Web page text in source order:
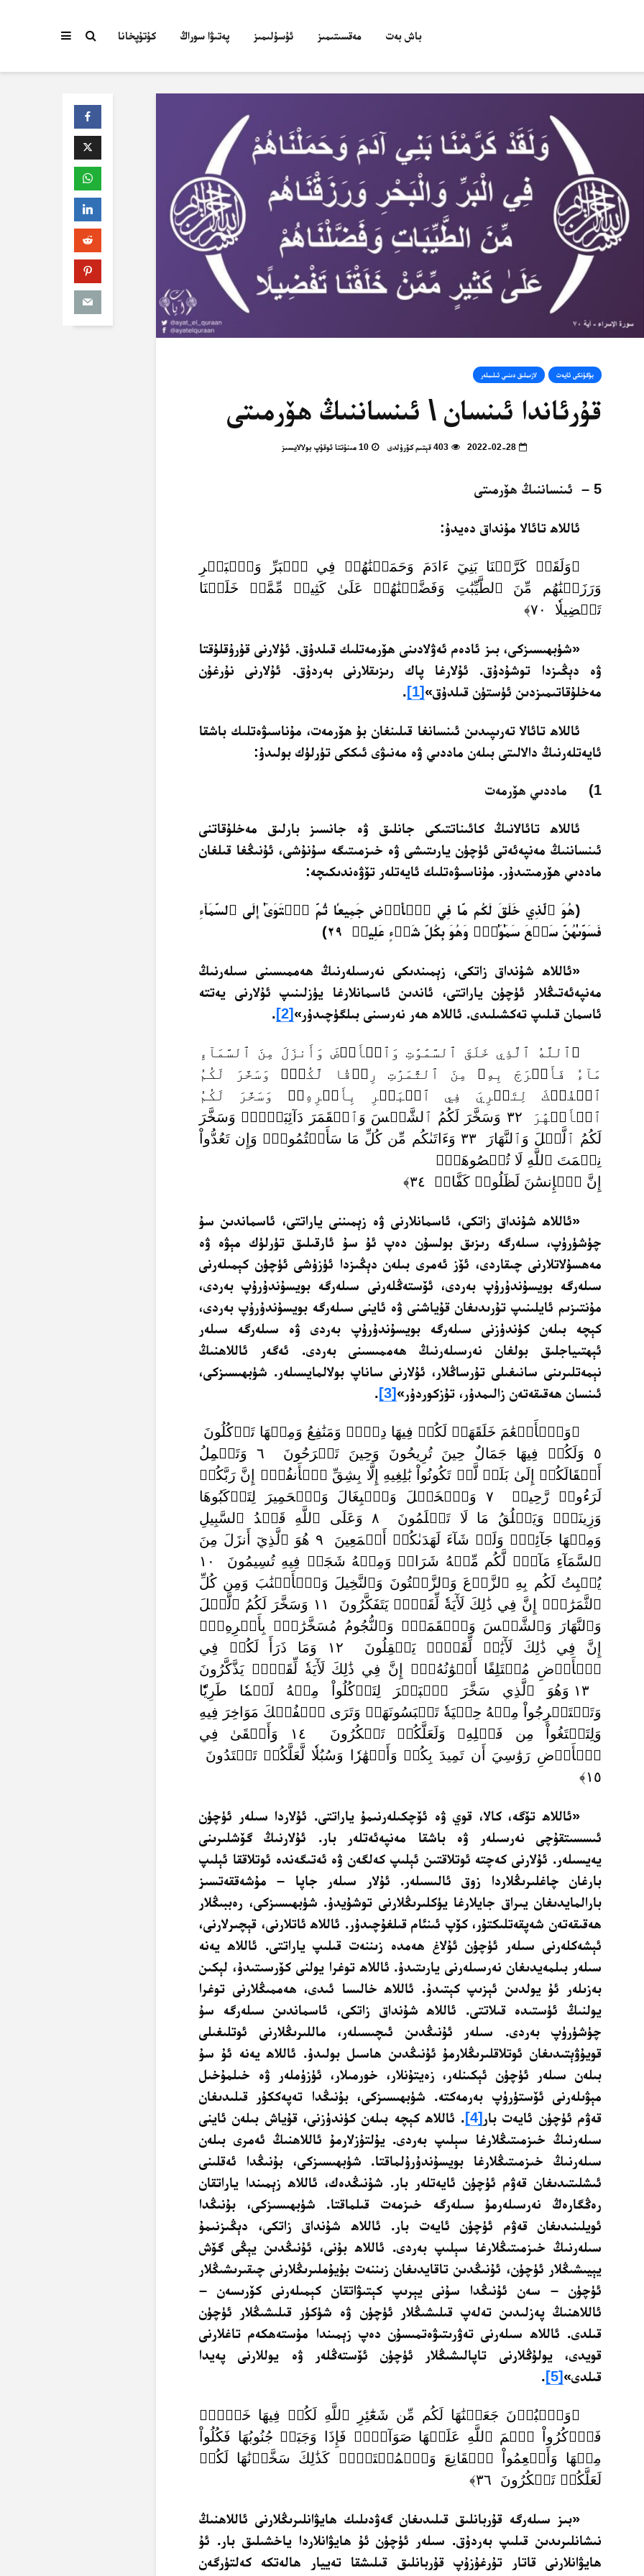
باش بەت مەقسىتىمىز ئۇسۇلىمىز پەتىۋا سوراڭ كۇتۇپخانا
بۈگۈنكى ئايەت لازىملىق دىنىي ئىلىملەر
قۇرئاندا ئىنسان \ ئىنساننىڭ ھۆرمىتى
2022-02-28 403 قېتىم كۆرۈلدى 10 مىنۇتتا ئوقۇپ بولالايسىز
5 – ئىنساننىڭ ھۆرمىتى
ئاللاھ تائالا مۇنداق دەيدۇ:
﴿وَلَقَدۡ كَرَّمۡنَا بَنِيٓ ءَادَمَ وَحَمَلۡنَٰهُمۡ فِي ٱلۡبَرِّ وَٱلۡبَحۡرِ
وَرَزَقۡنَٰهُم مِّنَ ٱلطَّيِّبَٰتِ وَفَضَّلۡنَٰهُمۡ عَلَىٰ كَثِيرٖ مِّمَّنۡ خَلَقۡنَا
تَفۡضِيلٗا ٧٠﴾
«شۈبھىسىزكى، بىز ئادەم ئەۋلادىنى ھۆرمەتلىك قىلدۇق. ئۇلارنى قۇرۇقلۇقتا
ۋە دېڭىزدا توشۇدۇق. ئۇلارغا پاك رىزىقلارنى بەردۇق. ئۇلارنى نۇرغۇن
مەخلۇقاتىمىزدىن ئۈستۈن قىلدۇق» [1]
.‏
ئاللاھ تائالا تەرىپىدىن ئىنسانغا قىلىنغان بۇ ھۆرمەت، مۇناسىۋەتلىك باشقا
ئايەتلەرنىڭ دالالىتى بىلەن ماددىي ۋە مەنىۋى ئىككى تۈرلۈك بولىدۇ:
1) ماددىي ھۆرمەت
ئاللاھ تائالانىڭ كائىناتتىكى جانلىق ۋە جانسىز بارلىق مەخلۇقاتنى
ئىنساننىڭ مەنپەئەتى ئۈچۈن يارىتىشى ۋە خىزمىتىگە سۇنۇشى، ئۇنىڭغا قىلغان
ماددىي ھۆرمىتىدۇر. مۇناسىۋەتلىك ئايەتلەر تۆۋەندىكىچە:
﴿هُوَ ٱلَّذِي خَلَقَ لَكُم مَّا فِي ٱلۡأَرۡضِ جَمِيعٗا ثُمَّ ٱسۡتَوَىٰٓ إِلَى ٱلسَّمَآءِ
فَسَوَّىٰهُنَّ سَبۡعَ سَمَٰوَٰتٖۚ وَهُوَ بِكُلِّ شَيۡءٍ عَلِيمٞ ٢٩﴾
«ئاللاھ شۇنداق زاتكى، زېمىندىكى نەرسىلەرنىڭ ھەممىسىنى سىلەرنىڭ
مەنپەئەتىڭلار ئۈچۈن ياراتتى، ئاندىن ئاسمانلارغا يۈزلىنىپ ئۇلارنى يەتتە
ئاسمان قىلىپ تەكشىلىدى. ئاللاھ ھەر نەرسىنى بىلگۈچىدۇر» [2]
. ‏
﴿ٱللَّهُ ٱلَّذِي خَلَقَ ٱلسَّمَٰوَٰتِ وَٱلۡأَرۡضَ وَأَنزَلَ مِنَ ٱلسَّمَآءِ
مَآءٗ فَأَخۡرَجَ بِهِۦ مِنَ ٱلثَّمَرَٰتِ رِزۡقٗا لَّكُمۡۖ وَسَخَّرَ لَكُمُ
ٱلۡفُلۡكَ لِتَجۡرِيَ فِي ٱلۡبَحۡرِ بِأَمۡرِهِۦۖ وَسَخَّرَ لَكُمُ
ٱلۡأَنۡهَٰرَ ٣٢ وَسَخَّرَ لَكُمُ ٱلشَّمۡسَ وَٱلۡقَمَرَ دَآئِبَيۡنِۖ وَسَخَّرَ
لَكُمُ ٱلَّيۡلَ وَٱلنَّهَارَ ٣٣ وَءَاتَىٰكُم مِّن كُلِّ مَا سَأَلۡتُمُوهُۚ وَإِن تَعُدُّواْ
نِعۡمَتَ ٱللَّهِ لَا تُحۡصُوهَآۗ
إِنَّ ٱلۡإِنسَٰنَ لَظَلُومٞ كَفَّارٞ ٣٤﴾
«ئاللاھ شۇنداق زاتكى، ئاسمانلارنى ۋە زېمىننى ياراتتى، ئاسماندىن سۇ
چۈشۈرۈپ، سىلەرگە رىزىق بولسۇن دەپ ئۇ سۇ ئارقىلىق تۈرلۈك مېۋە ۋە
مەھسۇلاتلارنى چىقاردى، ئۆز ئەمرى بىلەن دېڭىزدا ئۈزۈشى ئۈچۈن كېمىلەرنى
سىلەرگە بويسۇندۇرۇپ بەردى، ئۆستەڭلەرنى سىلەرگە بويسۇندۇرۇپ بەردى،‏
مۇنتىزىم ئايلىنىپ تۇرىدىغان قۇياشنى ۋە ئاينى سىلەرگە بويسۇندۇرۇپ بەردى،
كېچە بىلەن كۈندۈزنى سىلەرگە بويسۇندۇرۇپ بەردى ۋە سىلەرگە سىلەر
ئېھتىياجلىق بولغان نەرسىلەرنىڭ ھەممىسىنى بەردى. ئەگەر ئاللاھنىڭ
نېمەتلىرىنى سانىغىلى تۇرساڭلار، ئۇلارنى ساناپ بولالمايسىلەر. شۈبھىسىزكى،
ئىنسان ھەقىقەتەن زالىمدۇر، تۇزكوردۇر» [3]
.
﴿وَٱلۡأَنۡعَٰمَ خَلَقَهَاۖ لَكُمۡ فِيهَا دِفۡءٞ وَمَنَٰفِعُ وَمِنۡهَا تَأۡكُلُونَ
٥ وَلَكُمۡ فِيهَا جَمَالٌ حِينَ تُرِيحُونَ وَحِينَ تَسۡرَحُونَ ٦ وَتَحۡمِلُ
أَثۡقَالَكُمۡ إِلَىٰ بَلَدٖ لَّمۡ تَكُونُواْ بَٰلِغِيهِ إِلَّا بِشِقِّ ٱلۡأَنفُسِۚ إِنَّ رَبَّكُمۡ
لَرَءُوفٞ رَّحِيمٞ ٧ وَٱلۡخَيۡلَ وَٱلۡبِغَالَ وَٱلۡحَمِيرَ لِتَرۡكَبُوهَا
وَزِينَةٗۚ وَيَخۡلُقُ مَا لَا تَعۡلَمُونَ ٨ وَعَلَى ٱللَّهِ قَصۡدُ ٱلسَّبِيلِ
وَمِنۡهَا جَآئِرٞۚ وَلَوۡ شَآءَ لَهَدَىٰكُمۡ أَجۡمَعِينَ ٩ هُوَ ٱلَّذِيٓ أَنزَلَ مِنَ
ٱلسَّمَآءِ مَآءٗۖ لَّكُم مِّنۡهُ شَرَابٞ وَمِنۡهُ شَجَرٞ فِيهِ تُسِيمُونَ ١٠
يُنۢبِتُ لَكُم بِهِ ٱلزَّرۡعَ وَٱلزَّيۡتُونَ وَٱلنَّخِيلَ وَٱلۡأَعۡنَٰبَ وَمِن كُلِّ
ٱلثَّمَرَٰتِۚ إِنَّ فِي ذَٰلِكَ لَأٓيَةٗ لِّقَوۡمٖ يَتَفَكَّرُونَ ١١ وَسَخَّرَ لَكُمُ ٱلَّيۡلَ
وَٱلنَّهَارَ وَٱلشَّمۡسَ وَٱلۡقَمَرَۖ وَٱلنُّجُومُ مُسَخَّرَٰتُۢ بِأَمۡرِهِۦٓۚ
إِنَّ فِي ذَٰلِكَ لَأٓيَٰتٖ لِّقَوۡمٖ يَعۡقِلُونَ ١٢ وَمَا ذَرَأَ لَكُمۡ فِي
ٱلۡأَرۡضِ مُخۡتَلِفًا أَلۡوَٰنُهُۥٓۚ إِنَّ فِي ذَٰلِكَ لَأٓيَةٗ لِّقَوۡمٖ يَذَّكَّرُونَ
١٣ وَهُوَ ٱلَّذِي سَخَّرَ ٱلۡبَحۡرَ لِتَأۡكُلُواْ مِنۡهُ لَحۡمٗا طَرِيّٗا
وَتَسۡتَخۡرِجُواْ مِنۡهُ حِلۡيَةٗ تَلۡبَسُونَهَاۖ وَتَرَى ٱلۡفُلۡكَ مَوَاخِرَ فِيهِ
وَلِتَبۡتَغُواْ مِن فَضۡلِهِۦ وَلَعَلَّكُمۡ تَشۡكُرُونَ ١٤ وَأَلۡقَىٰ فِي
ٱلۡأَرۡضِ رَوَٰسِيَ أَن تَمِيدَ بِكُمۡ وَأَنۡهَٰرٗا وَسُبُلٗا لَّعَلَّكُمۡ تَهۡتَدُونَ
١٥﴾
«ئاللاھ تۆگە، كالا، قوي ۋە ئۆچكىلەرنىمۇ ياراتتى. ئۇلاردا سىلەر ئۈچۈن
ئىسسىتقۇچى نەرسىلەر ۋە باشقا مەنپەئەتلەر بار. ئۇلارنىڭ گۆشلىرىنى
يەيسىلەر. ئۇلارنى كەچتە ئوتلاقتىن ئېلىپ كەلگەن ۋە ئەتىگەندە ئوتلاققا ئېلىپ
بارغان چاغلىرىڭلاردا زوق ئالىسىلەر. ئۇلار سىلەر جاپا – مۇشەققەتسىز
بارالمايدىغان يىراق جايلارغا يۈكلىرىڭلارنى توشۇيدۇ. شۈبھىسىزكى، رەببىڭلار
ھەقىقەتەن شەپقەتلىكتۇر، كۆپ ئىنئام قىلغۇچىدۇر. ئاللاھ ئاتلارنى، قېچىرلارنى،
ئېشەكلەرنى سىلەر ئۈچۈن ئۇلاغ ھەمدە زىننەت قىلىپ ياراتتى. ئاللاھ يەنە
سىلەر بىلمەيدىغان نەرسىلەرنى يارىتىدۇ. ئاللاھ توغرا يولنى كۆرسىتىدۇ، لېكىن
بەزىلەر ئۇ يولدىن ئېزىپ كېتىدۇ. ئاللاھ خالىسا ئىدى، ھەممىڭلارنى توغرا
يولنىڭ ئۈستىدە قىلاتتى. ئاللاھ شۇنداق زاتكى، ئاسماندىن سىلەرگە سۇ
چۈشۈرۈپ بەردى. سىلەر ئۇنىڭدىن ئىچىسىلەر، ماللىرىڭلارنى ئوتلىغىلى
قويۇۋېتىدىغان ئوتلاقلىرىڭلارمۇ ئۇنىڭدىن ھاسىل بولىدۇ. ئاللاھ يەنە ئۇ سۇ
بىلەن سىلەر ئۈچۈن ئېكىنلەر، زەيتۇنلار، خورمىلار، ئۈزۈملەر ۋە خىلمۇخىل
مېۋىلەرنى ئۆستۈرۈپ بەرمەكتە. شۈبھىسىزكى، بۇنىڭدا تەپەككۇر قىلىدىغان
قەۋم ئۈچۈن ئايەت بار [4]
. ئاللاھ كېچە بىلەن كۈندۈزنى، قۇياش بىلەن ئاينى
سىلەرنىڭ خىزمىتىڭلارغا سېلىپ بەردى. يۇلتۇزلارمۇ ئاللاھنىڭ ئەمرى بىلەن
سىلەرنىڭ خىزمىتىڭلارغا بويسۇندۇرۇلماقتا. شۈبھىسىزكى، بۇنىڭدا ئەقلىنى
ئىشلىتىدىغان قەۋم ئۈچۈن ئايەتلەر بار. شۇنىڭدەك، ئاللاھ زېمىندا ياراتقان
رەڭگارەڭ نەرسىلەرمۇ سىلەرگە خىزمەت قىلماقتا. شۈبھىسىزكى، بۇنىڭدا
ئويلىنىدىغان قەۋم ئۈچۈن ئايەت بار. ئاللاھ شۇنداق زاتكى، دېڭىزنىمۇ
سىلەرنىڭ خىزمىتىڭلارغا سېلىپ بەردى. ئاللاھ بۇنى، ئۇنىڭدىن يېڭى گۆش
يېيىشىڭلار ئۈچۈن، ئۇنىڭدىن تاقايدىغان زىننەت بۇيۇملىرىڭلارنى چىقىرىشىڭلار
ئۈچۈن – سەن ئۇنىڭدا سۇنى يېرىپ كېتىۋاتقان كېمىلەرنى كۆرىسەن –
ئاللاھنىڭ پەزلىدىن تەلەپ قىلىشىڭلار ئۈچۈن ۋە شۈكۈر قىلىشىڭلار ئۈچۈن
قىلدى. ئاللاھ سىلەرنى تەۋرىتىۋەتمىسۇن دەپ زېمىندا مۇستەھكەم تاغلارنى
قويدى، يولۇڭلارنى تاپالىشىڭلار ئۈچۈن ئۆستەڭلەر ۋە يوللارنى پەيدا
قىلدى» [5]
.‏
﴿وَٱلۡبُدۡنَ جَعَلۡنَٰهَا لَكُم مِّن شَعَٰٓئِرِ ٱللَّهِ لَكُمۡ فِيهَا خَيۡرٞۖ
فَٱذۡكُرُواْ ٱسۡمَ ٱللَّهِ عَلَيۡهَا صَوَآفَّۖ فَإِذَا وَجَبَتۡ جُنُوبُهَا فَكُلُواْ
مِنۡهَا وَأَطۡعِمُواْ ٱلۡقَانِعَ وَٱلۡمُعۡتَرَّۚ كَذَٰلِكَ سَخَّرۡنَٰهَا لَكُمۡ
لَعَلَّكُمۡ تَشۡكُرُونَ ٣٦﴾
«بىز سىلەرگە قۇربانلىق قىلىدىغان گەۋدىلىك ھايۋانلىرىڭلارنى ئاللاھنىڭ
نىشانلىرىدىن قىلىپ بەردۇق. سىلەر ئۈچۈن ئۇ ھايۋانلاردا ياخشىلىق بار. ئۇ
ھايۋانلارنى قاتار تۇرغۇزۇپ قۇربانلىق قىلىشقا تەييار ھالەتكە كەلتۈرگەن